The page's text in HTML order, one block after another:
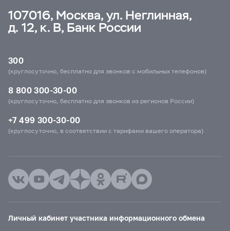
107016, Москва, ул. Неглинная,
д. 12, к. В, Банк России
300
(круглосуточно, бесплатно для звонков с мобильных телефонов)
8 800 300-30-00
(круглосуточно, бесплатно для звонков из регионов России)
+7 499 300-30-00
(круглосуточно, в соответствии с тарифами вашего оператора)
Личный кабинет участника информационного обмена